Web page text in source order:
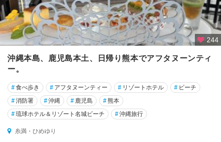
244
沖縄本島、鹿児島本土、日帰り熊本でアフタヌーンティ
ー。
#食べ歩き # アフタヌーンティー # リゾートホテル # ビーチ
#消防署 #沖縄 # 鹿児島 #熊本
#琉球ホテル＆リゾート名城ビーチ #沖縄旅行
糸満・ひめゆり